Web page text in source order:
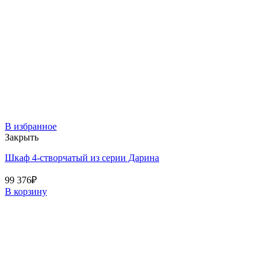
В избранное
Закрыть
Шкаф 4-створчатый из серии Дарина
99 376₽
В корзину